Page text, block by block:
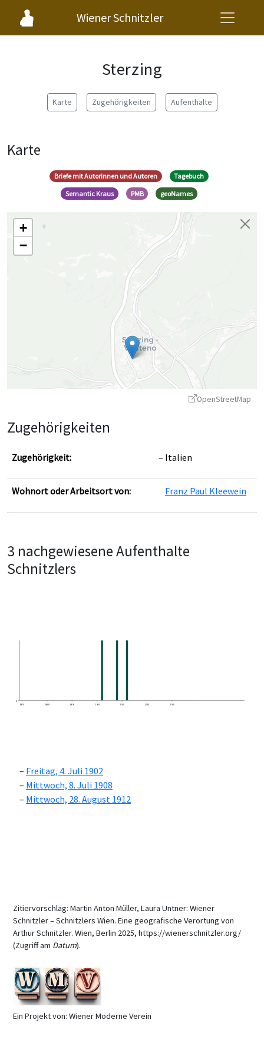
Wiener Schnitzler
Sterzing
Karte Zugehörigkeiten Aufenthalte
Karte
Briefe mit Autorinnen und Autoren
Tagebuch
Semantic Kraus
PMB geoNames
+
−
OpenStreetMap
Zugehörigkeiten
Zugehörigkeit: Italien
Wohnort oder Arbeitsort von: Franz Paul Kleewein
3 nachgewiesene Aufenthalte
Schnitzlers
0
1870
1880 1890 1900 1910 1920 1930
Freitag, 4. Juli 1902
Mittwoch, 8. Juli 1908
Mittwoch, 28. August 1912
Zitiervorschlag: Martin Anton Müller, Laura Untner: Wiener
Schnitzler – Schnitzlers Wien. Eine geografische Verortung von
Arthur Schnitzler. Wien, Berlin 2025, https://wienerschnitzler.org/
(Zugriff am Datum).
Ein Projekt von: Wiener Moderne Verein